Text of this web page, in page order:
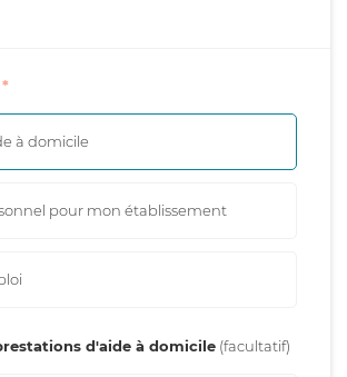
à domicile
pour mon établissement
d'aide à domicile